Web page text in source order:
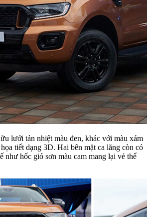
lưới tản nhiệt màu đen, khác với màu xám
tiết dạng 3D. Hai bên mặt ca lăng còn có
như hốc gió sơn màu cam mang lại vẻ thể